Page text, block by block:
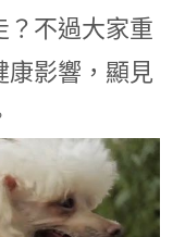
？不過大家重
康影響，顯見